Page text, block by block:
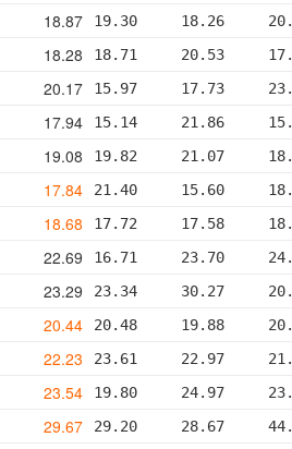
18.87 19.30     18.26
18.28 18.71     20.53
20.17 15.97     17.73
17.94 15.14     21.86
19.08 19.82     21.07
17.84 21.40     15.60
18.68 17.72     17.58
22.69 16.71     23.70
23.29 23.34     30.27
20.44 20.48     19.88
22.23 23.61     22.97
23.54 19.80     24.97
29.67 29.20     28.67